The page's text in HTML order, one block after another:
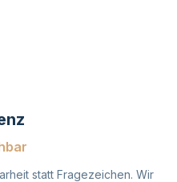
statt Fragezeichen. Wir